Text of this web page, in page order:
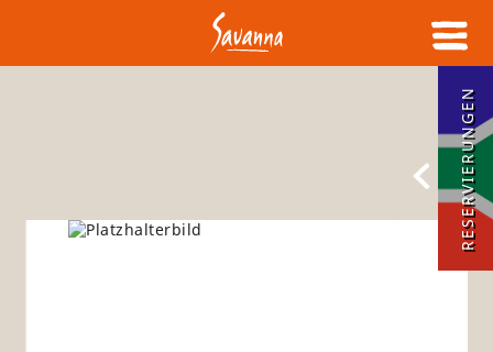
RESERVIERUNGEN